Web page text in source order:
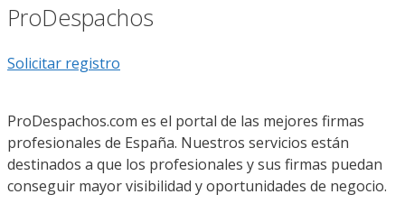
ProDespachos
Solicitar registro
ProDespachos.com es el portal de las mejores firmas
profesionales de España. Nuestros servicios están
destinados a que los profesionales y sus firmas puedan
conseguir mayor visibilidad y oportunidades de negocio.